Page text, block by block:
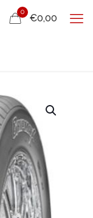
0
€0,00